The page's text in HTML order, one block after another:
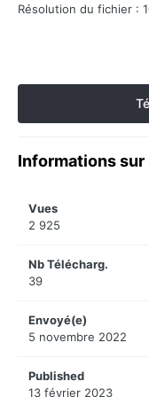
Résolution du fichier :
Informations
Vues
2 925
Nb Télécharg.
39
Envoyé(e)
5 novembre 2022
Published
13 février 2023